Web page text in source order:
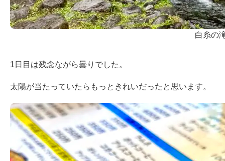
白糸の
1日目は残念ながら曇りでした。
太陽が当たっていたらもっときれいだったと思います。